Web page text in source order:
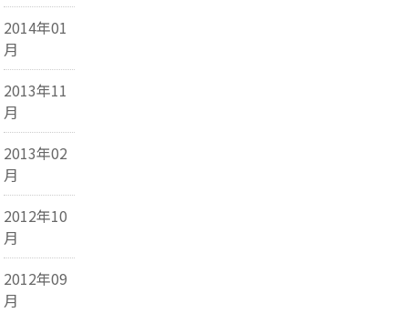
2014年01
月
2013年11
月
2013年02
月
2012年10
月
2012年09
月